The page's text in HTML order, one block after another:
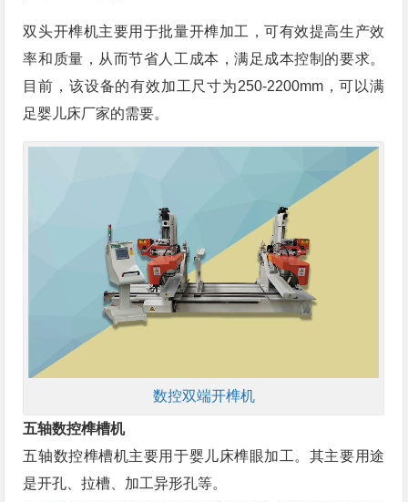
双头开榫机主要用于批量开榫加工，可有效提高生产效
率和质量，从而节省人工成本，满足成本控制的要求。
目前，该设备的有效加工尺寸为250-2200mm，可以满
足婴儿床厂家的需要。
数控双端开榫机
五轴数控榫槽机
五轴数控榫槽机主要用于婴儿床榫眼加工。其主要用途
是开孔、拉槽、加工异形孔等。